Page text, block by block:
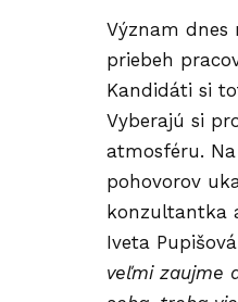
Význam dnes
priebeh
Kandidáti si
Vyberajú si
atmosféru.
pohovorov
konzultantka
Iveta
veľmi zaujme